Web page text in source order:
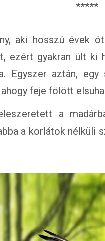
*****
aki hosszú évek
ezért gyakran ült ki
Egyszer aztán,
feje fölött
a
a korlátok nélküli